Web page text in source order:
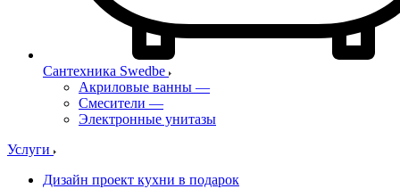
Сантехника Swedbe
Акриловые ванны —
Смесители —
Электронные унитазы
Услуги
Дизайн проект кухни в подарок